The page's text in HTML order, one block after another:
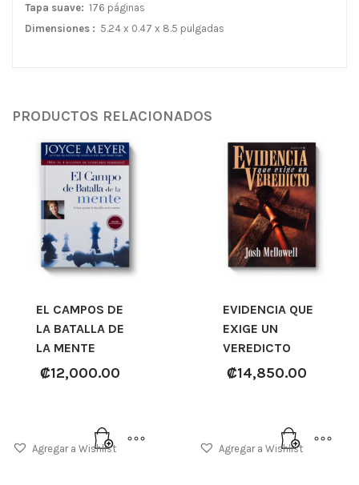
Tapa suave: 176 páginas
Dimensiones ‏: ‎ 5.24 x 0.47 x 8.5 pulgadas
PRODUCTOS RELACIONADOS
EL CAMPOS DE
LA BATALLA DE
LA MENTE
₡12,000.00
Agregar a Wishlist
EVIDENCIA QUE
EXIGE UN
VEREDICTO
₡14,850.00
Agregar a Wishlist